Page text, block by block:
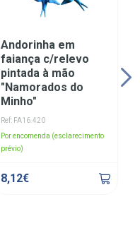
Andorinha em
faiança c/relevo
pintada à mão
"Namorados do
Minho"
Ref: FA16.420
Por encomenda (esclarecimento
prévio)
8,12€